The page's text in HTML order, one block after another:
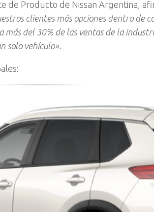
de Producto de Nissan Argentina,
clientes más opciones dentro de
más del 30% de las ventas de la
solo vehículo».